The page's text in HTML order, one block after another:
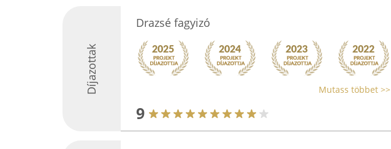
Díjazottak
Drazsé fagyizó
Mutass többet >>
9